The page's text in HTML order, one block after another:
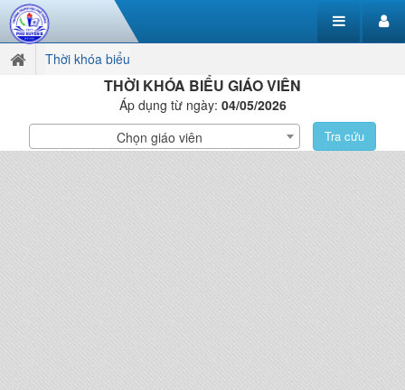
Thời khóa biểu
THỜI KHÓA BIỂU GIÁO VIÊN
Áp dụng từ ngày: 04/05/2026
Chọn giáo viên
Tra cứu